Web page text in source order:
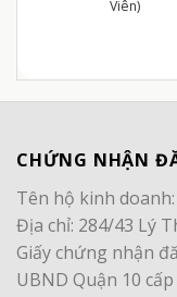
Viên)
CHỨNG NHẬN
Tên hộ kinh doanh:
Địa chỉ: 284/43 Lý
Giấy chứng nhận
UBND Quận 10